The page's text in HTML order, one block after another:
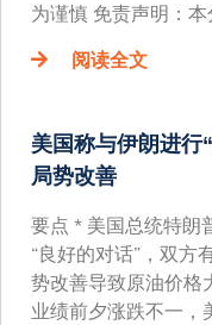
为谨慎 免责声明：
阅读全文
美国称与伊朗进行
局势改善
要点 * 美国总统特朗
“良好的对话”，双方
势改善导致原油价格
业绩前夕涨跌不一，